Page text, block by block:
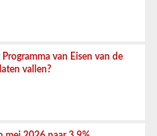
van Eisen van de
vallen?